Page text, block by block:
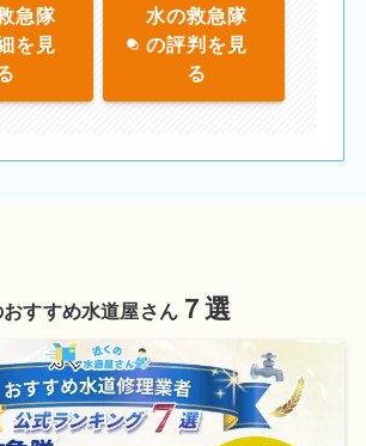
急隊
を見
水の救急隊
の評判を見
る
すすめ水道屋さん７選